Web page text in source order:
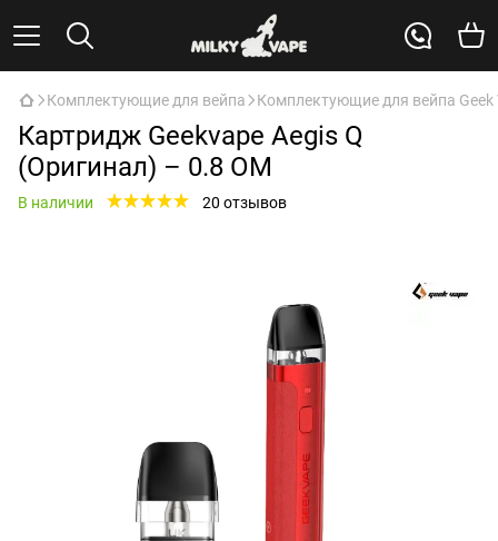
Комплектующие для вейпа Комплектующие для вейпа Geek
Картридж Geekvape Aegis Q
(Оригинал) – 0.8 ОМ
В наличии 20 отзывов